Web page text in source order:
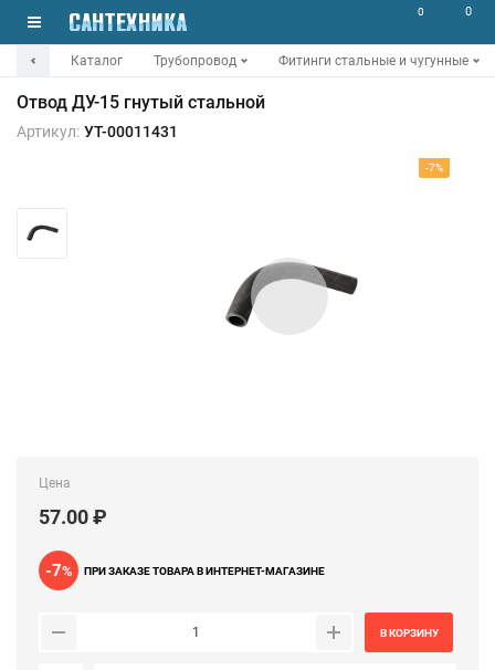
0 0
Каталог Трубопровод Фитинги стальные и чугунные
Отвод ДУ-15 гнутый стальной
Артикул: УТ-00011431
-7%
Цена
57.00 ₽
-7% ПРИ ЗАКАЗЕ ТОВАРА В ИНТЕРНЕТ-МАГАЗИНЕ
В КОРЗИНУ